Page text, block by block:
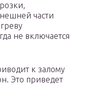
части
не включается
к залому
Это приведет